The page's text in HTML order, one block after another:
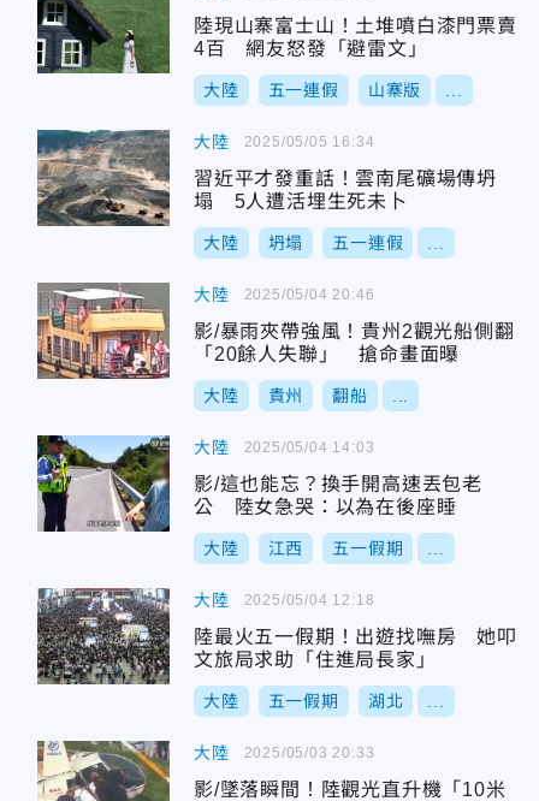
陸現山寨富士山！土堆噴白漆門票賣
4百 網友怒發「避雷文」
大陸 五一連假 山寨版
大陸
習近平才發重話！雲南尾礦場傳坍
塌 5人遭活埋生死未卜
大陸 坍塌 五一連假
2025/05/05 16:34
大陸
影/暴雨夾帶強風！貴州2觀光船側翻
「20餘人失聯」 搶命畫面曝
大陸 貴州 翻船
2025/05/04 20:46
大陸
影/這也能忘？換手開高速丟包老
公 陸女急哭：以為在後座睡
大陸 江西 五一假期
2025/05/04 14:03
大陸
陸最火五一假期！出遊找嘸房 她叩
文旅局求助「住進局長家」
大陸 五一假期 湖北
2025/05/04 12:18
大陸
影/墜落瞬間！陸觀光直升機「10米
2025/05/03 20:33